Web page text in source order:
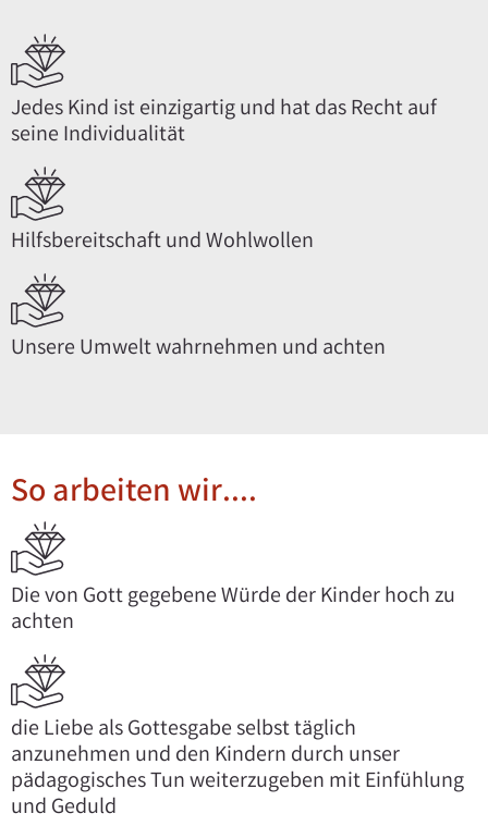
Jedes Kind ist einzigartig und hat das Recht auf
seine Individualität
Hilfsbereitschaft und Wohlwollen
Unsere Umwelt wahrnehmen und achten
So arbeiten wir....
Die von Gott gegebene Würde der Kinder hoch zu
achten
die Liebe als Gottesgabe selbst täglich
anzunehmen und den Kindern durch unser
pädagogisches Tun weiterzugeben mit Einfühlung
und Geduld